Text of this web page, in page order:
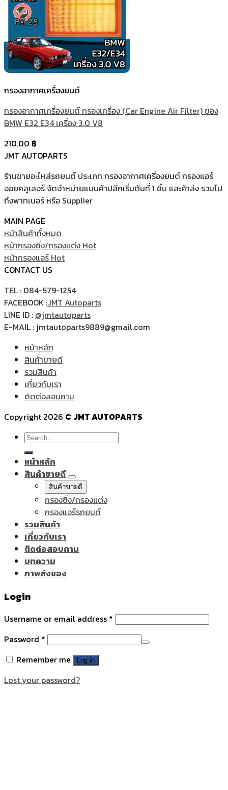
กรองอากาศเครื่องยนต์
กรองอากาศเครื่องยนต์ กรองเครื่อง (Car Engine Air Filter) ของ
BMW E32 E34 เครื่อง 3.0 V8
210.00 ฿
JMT AUTOPARTS
ร้านขายอะไหล่รถยนต์ ประเภท กรองอากาศเครื่องยนต์ กรองแอร์
ออยคลูเลอร์ จัดจำหน่ายแบบค้าปลีกเริ่มต้นที่ 1 ชิ้น และค้าส่ง รวมไป
ถึงพาทเนอร์ หรือ Supplier
MAIN PAGE
หน้าสินค้าทั้งหมด
หน้ากรองซิ่ง/กรองแต่ง
หน้ากรองแอร์
CONTACT US
TEL : 084-579-1254
FACEBOOK :JMT Autoparts
LINE ID : @jmtautoparts
E-MAIL : jmtautoparts9889@gmail.com
หน้าหลัก
สินค้าขายดี
รวมสินค้า
เกี่ยวกับเรา
ติดต่อสอบถาม
Copyright 2026 © JMT AUTOPARTS
Search
for:
หน้าหลัก
สินค้าขายดี
สินค้าขายดี
กรองซิ่ง/กรองแต่ง
กรองแอร์รถยนต์
รวมสินค้า
เกี่ยวกับเรา
ติดต่อสอบถาม
บทความ
ภาพส่งของ
Login
Username or email address *
Password *
Remember me
Log in
Lost your password?